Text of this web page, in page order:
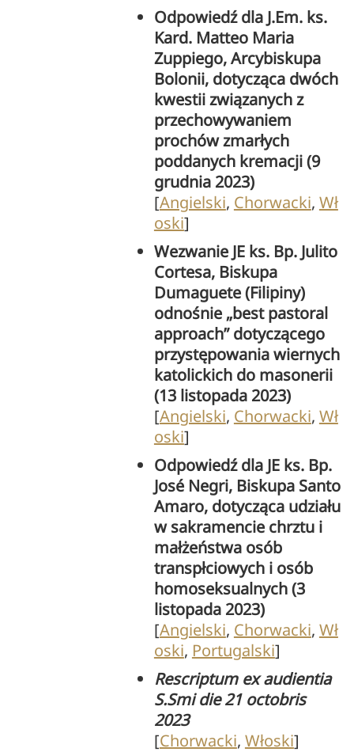
Odpowiedź dla J.Em. ks.
Kard. Matteo Maria
Zuppiego, Arcybiskupa
Bolonii, dotycząca dwóch
kwestii związanych z
przechowywaniem
prochów zmarłych
poddanych kremacji (9
grudnia 2023)
[Angielski, Chorwacki, Wł
oski]
Wezwanie JE ks. Bp. Julito
Cortesa, Biskupa
Dumaguete (Filipiny)
odnośnie „best pastoral
approach” dotyczącego
przystępowania wiernych
katolickich do masonerii
(13 listopada 2023)
[Angielski, Chorwacki, Wł
oski]
Odpowiedź dla JE ks. Bp.
José Negri, Biskupa Santo
Amaro, dotycząca udziału
w sakramencie chrztu i
małżeństwa osób
transpłciowych i osób
homoseksualnych (3
listopada 2023)
[Angielski, Chorwacki, Wł
oski, Portugalski]
Rescriptum ex audientia
S.Smi die 21 octobris
2023
[Chorwacki, Włoski]